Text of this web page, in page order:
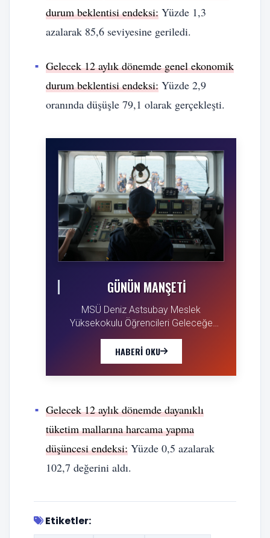
durum beklentisi endeksi: Yüzde 1,3
azalarak 85,6 seviyesine geriledi.
Gelecek 12 aylık dönemde genel ekonomik
durum beklentisi endeksi: Yüzde 2,9
oranında düşüşle 79,1 olarak gerçekleşti.
GÜNÜN MANŞETI
MSÜ Deniz Astsubay Meslek
Yüksekokulu Öğrencileri Geleceğe
HABERI OKU
Gelecek 12 aylık dönemde dayanıklı
tüketim mallarına harcama yapma
düşüncesi endeksi: Yüzde 0,5 azalarak
102,7 değerini aldı.
Etiketler: